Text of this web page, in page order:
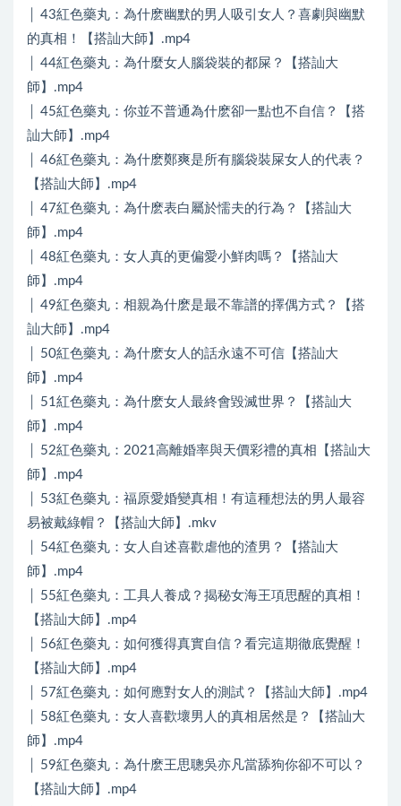
│ 43紅色藥丸：為什麽幽默的男人吸引女人？喜劇與幽默
的真相！【搭訕大師】.mp4
│ 44紅色藥丸：為什麼女人腦袋裝的都屎？【搭訕大
師】.mp4
│ 45紅色藥丸：你並不普通為什麽卻一點也不自信？【搭
訕大師】.mp4
│ 46紅色藥丸：為什麽鄭爽是所有腦袋裝屎女人的代表？
【搭訕大師】.mp4
│ 47紅色藥丸：為什麽表白屬於懦夫的行為？【搭訕大
師】.mp4
│ 48紅色藥丸：女人真的更偏愛小鮮肉嗎？【搭訕大
師】.mp4
│ 49紅色藥丸：相親為什麽是最不靠譜的擇偶方式？【搭
訕大師】.mp4
│ 50紅色藥丸：為什麽女人的話永遠不可信【搭訕大
師】.mp4
│ 51紅色藥丸：為什麽女人最終會毀滅世界？【搭訕大
師】.mp4
│ 52紅色藥丸：2021高離婚率與天價彩禮的真相【搭訕大
師】.mp4
│ 53紅色藥丸：福原愛婚變真相！有這種想法的男人最容
易被戴綠帽？【搭訕大師】.mkv
│ 54紅色藥丸：女人自述喜歡虐他的渣男？【搭訕大
師】.mp4
│ 55紅色藥丸：工具人養成？揭秘女海王項思醒的真相！
【搭訕大師】.mp4
│ 56紅色藥丸：如何獲得真實自信？看完這期徹底覺醒！
【搭訕大師】.mp4
│ 57紅色藥丸：如何應對女人的測試？【搭訕大師】.mp4
│ 58紅色藥丸：女人喜歡壞男人的真相居然是？【搭訕大
師】.mp4
│ 59紅色藥丸：為什麽王思聰吳亦凡當舔狗你卻不可以？
【搭訕大師】.mp4